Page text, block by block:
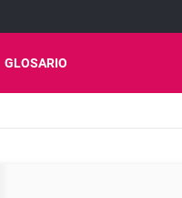
GLOSARIO